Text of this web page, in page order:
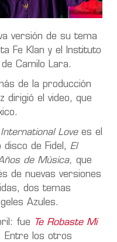
versión de su tema
Fe Klan y el Instituto
Camilo Lara.
de la producción
dirigió el video, que
International Lovees el
de Fidel, El
de Música, que
de nuevas versiones
dos temas
Azules.
fue
Te Robaste Mi
Entre los otros